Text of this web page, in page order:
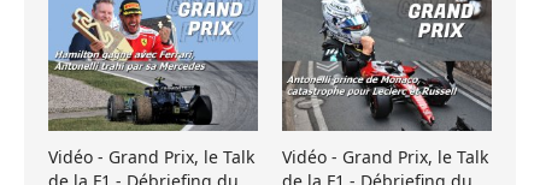
Vidéo - Grand Prix, le Talk
de la F1 - Débriefing du
Vidéo - Grand Prix, le Talk
de la F1 - Débriefing du